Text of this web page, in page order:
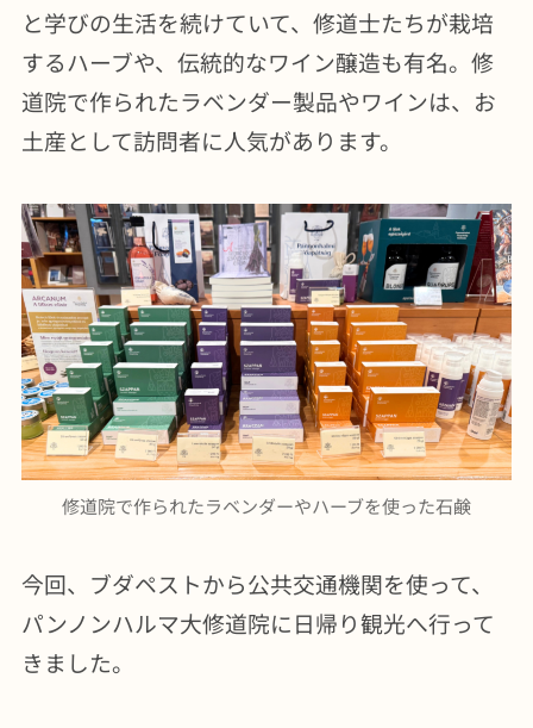
と学びの生活を続けていて、修道士たちが栽培
するハーブや、伝統的なワイン醸造も有名。修
道院で作られたラベンダー製品やワインは、お
土産として訪問者に人気があります。
修道院で作られたラベンダーやハーブを使った石鹸
今回、ブダペストから公共交通機関を使って、
パンノンハルマ大修道院に日帰り観光へ行って
きました。